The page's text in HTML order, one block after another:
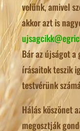
velünk, amivel
akkor azt is
Bár az újságot a
írásaitok teszik
testvérünk
Hálás köszönet
megosztják